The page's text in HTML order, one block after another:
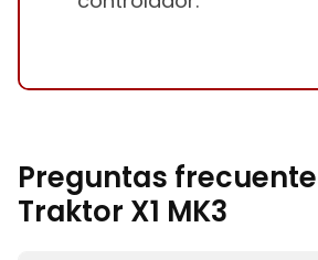
Preguntas
Traktor X1 MK3